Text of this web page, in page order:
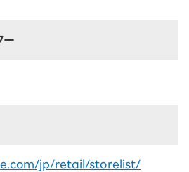
ー
jp/retail/storelist/